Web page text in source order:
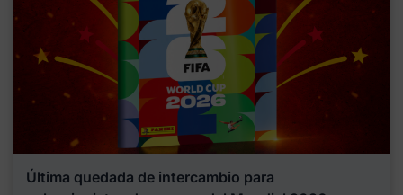
Última quedada de intercambio para